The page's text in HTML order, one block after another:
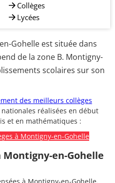
Collèges
Lycées
Gohelle est située dans
de la zone B. Montigny-
scolaires sur son
des meilleurs collèges
réalisées en début
et en mathématiques :
à Montigny-en-Gohelle
en-Gohelle
à Montigny-en-Gohelle.